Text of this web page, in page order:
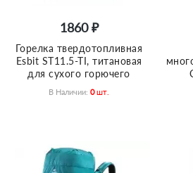
1860 ₽
Горелка твердотопливная
Esbit ST11.5-TI, титановая
для сухого горючего
В Наличии: 0 Шт.